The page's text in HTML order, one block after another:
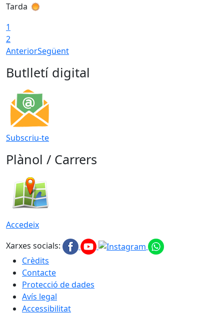
Tarda
1
2
AnteriorSegüent
Butlletí digital
Subscriu-te
Plànol / Carrers
Accedeix
Xarxes socials:
Crèdits
Contacte
Protecció de dades
Avís legal
Accessibilitat